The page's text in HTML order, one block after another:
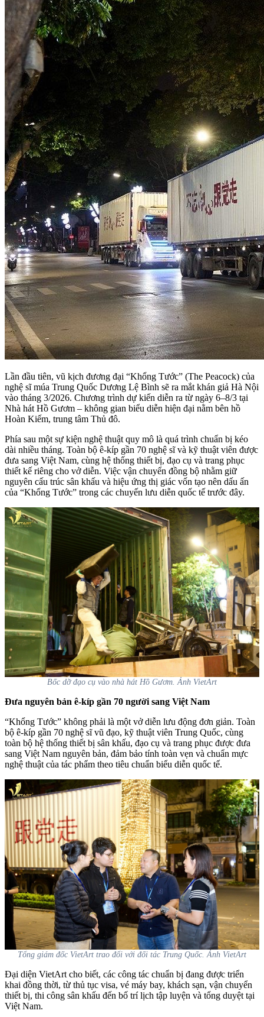
Lần đầu tiên, vũ kịch đương đại “Khổng Tước” (The Peacock) của
nghệ sĩ múa Trung Quốc Dương Lệ Bình sẽ ra mắt khán giả Hà Nội
vào tháng 3/2026. Chương trình dự kiến diễn ra từ ngày 6–8/3 tại
Nhà hát Hồ Gươm – không gian biểu diễn hiện đại nằm bên hồ
Hoàn Kiếm, trung tâm Thủ đô.
Phía sau một sự kiện nghệ thuật quy mô là quá trình chuẩn bị kéo
dài nhiều tháng. Toàn bộ ê-kíp gần 70 nghệ sĩ và kỹ thuật viên được
đưa sang Việt Nam, cùng hệ thống thiết bị, đạo cụ và trang phục
thiết kế riêng cho vở diễn. Việc vận chuyển đồng bộ nhằm giữ
nguyên cấu trúc sân khấu và hiệu ứng thị giác vốn tạo nên dấu ấn
của “Khổng Tước” trong các chuyến lưu diễn quốc tế trước đây.
Bốc dỡ đạo cụ vào nhà hát Hồ Gươm. Ảnh VietArt
Đưa nguyên bản ê-kíp gần 70 người sang Việt Nam
“Khổng Tước” không phải là một vở diễn lưu động đơn giản. Toàn
bộ ê-kíp gần 70 nghệ sĩ vũ đạo, kỹ thuật viên Trung Quốc, cùng
toàn bộ hệ thống thiết bị sân khấu, đạo cụ và trang phục được đưa
sang Việt Nam nguyên bản, đảm bảo tính toàn vẹn và chuẩn mực
nghệ thuật của tác phẩm theo tiêu chuẩn biểu diễn quốc tế.
Tổng giám đốc VietArt trao đổi với đối tác Trung Quốc. Ảnh VietArt
Đại diện VietArt cho biết, các công tác chuẩn bị đang được triển
khai đồng thời, từ thủ tục visa, vé máy bay, khách sạn, vận chuyển
thiết bị, thi công sân khấu đến bố trí lịch tập luyện và tổng duyệt tại
Việt Nam.